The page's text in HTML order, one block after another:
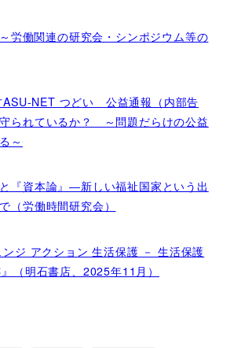
労働関連の研究会・シンポジウム等の
ASU-NET つどい 公益通報（内部告
られているか？ ～問題だらけの公益
～
と『資本論』―新しい福祉国家という出
（労働時間研究会）
ジ アクション 生活保護 － 生活保護
（明石書店、2025年11月）